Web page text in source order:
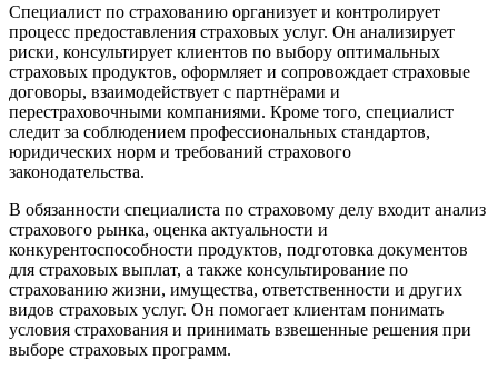
Специалист по страхованию организует и контролирует
процесс предоставления страховых услуг. Он анализирует
риски, консультирует клиентов по выбору оптимальных
страховых продуктов, оформляет и сопровождает страховые
договоры, взаимодействует с партнёрами и
перестраховочными компаниями. Кроме того, специалист
следит за соблюдением профессиональных стандартов,
юридических норм и требований страхового
законодательства.
В обязанности специалиста по страховому делу входит анализ
страхового рынка, оценка актуальности и
конкурентоспособности продуктов, подготовка документов
для страховых выплат, а также консультирование по
страхованию жизни, имущества, ответственности и других
видов страховых услуг. Он помогает клиентам понимать
условия страхования и принимать взвешенные решения при
выборе страховых программ.